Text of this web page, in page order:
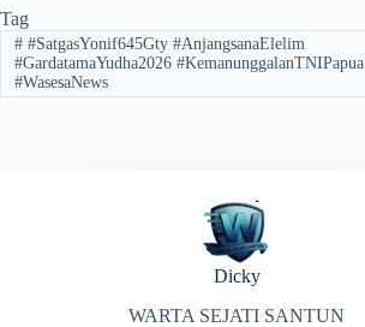
Tag
##SatgasYonif645Gty #AnjangsanaElelim
#GardatamaYudha2026 #KemanunggalanTNIPapua
#WasesaNews
Dicky
WARTA SEJATI SANTUN